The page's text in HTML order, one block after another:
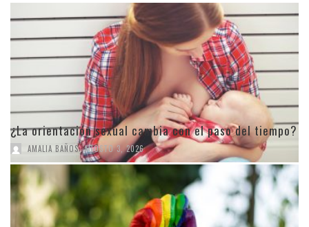
¿La orientación sexual cambia con el paso del tiempo?
AMALIA BAÑOS, AGOSTO 3, 2026